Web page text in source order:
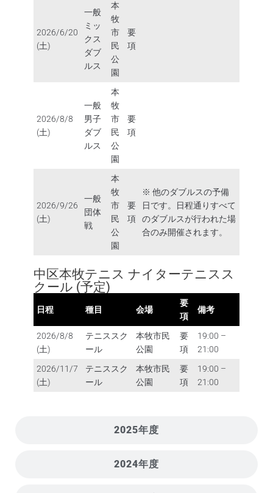
2025年度
2024年度
2026/6/20
(土)
一般
ミッ
クス
ダブ
ルス
本
牧
市
民
公
園
要
項
2026/8/8
(土)
一般
男子
ダブ
ルス
本
牧
市
民
公
園
要
項
2026/9/26
(土)
一般
団体
戦
本
牧
市
民
公
園
要
項
※ 他のダブルスの予備
日です。日程通りすべて
のダブルスが行われた場
合のみ開催されます。
中区本牧テニス ナイターテニスス
クール (予定)
日程 種目 会場
要
項
備考
2026/8/8
(土)
テニススク
ール
本牧市民
公園
要
項
19:00 –
21:00
2026/11/7
(土)
テニススク
ール
本牧市民
公園
要
項
19:00 –
21:00